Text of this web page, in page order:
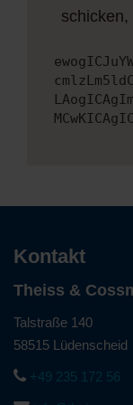
Kontakt
Theiss &
Talstraße 140
58515 Lüdenscheid
+49 235 172 56